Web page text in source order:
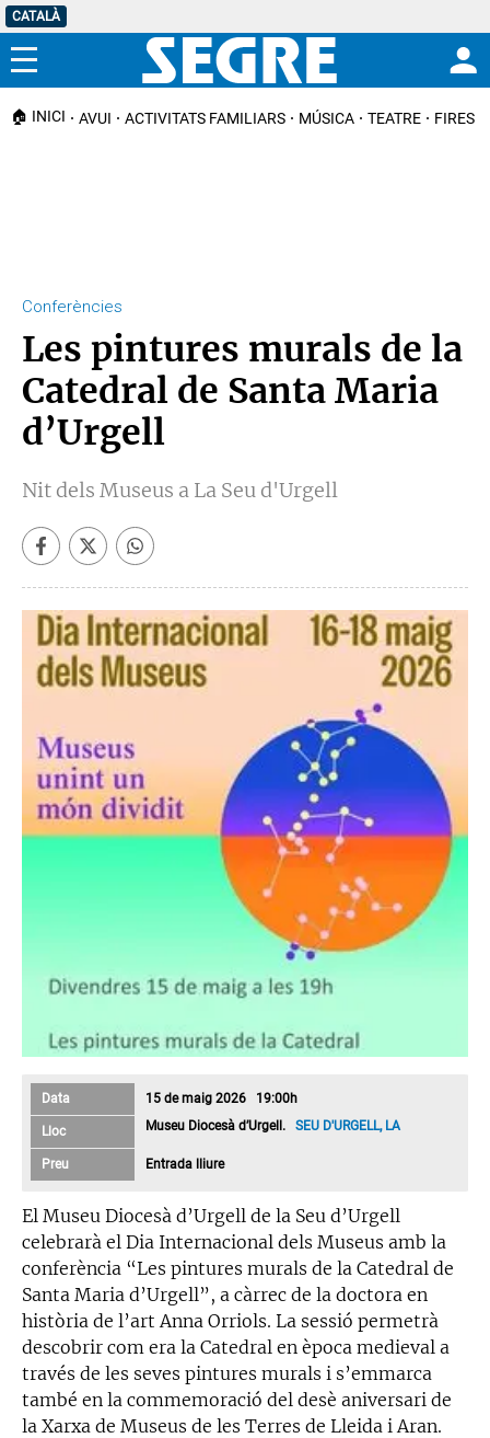
CATALÀ
Menú
🏠 INICI AVUI ACTIVITATS FAMILIARS MÚSICA TEATRE FIRES I
Conferències
Les pintures murals de la
Catedral de Santa Maria
d’Urgell
Nit dels Museus a La Seu d'Urgell
Data 15 de maig 2026 19:00h
Lloc Museu Diocesà d’Urgell.SEU D'URGELL, LA
Preu Entrada lliure
El Museu Diocesà d’Urgell de la Seu d’Urgell
celebrarà el Dia Internacional dels Museus amb la
conferència “Les pintures murals de la Catedral de
Santa Maria d’Urgell”, a càrrec de la doctora en
història de l’art Anna Orriols. La sessió permetrà
descobrir com era la Catedral en època medieval a
través de les seves pintures murals i s’emmarca
també en la commemoració del desè aniversari de
la Xarxa de Museus de les Terres de Lleida i Aran.